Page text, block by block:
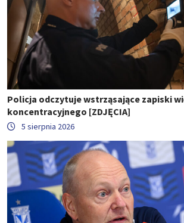
Policja odczytuje wstrząsające zapiski
koncentracyjnego [ZDJĘCIA]
5 sierpnia 2026